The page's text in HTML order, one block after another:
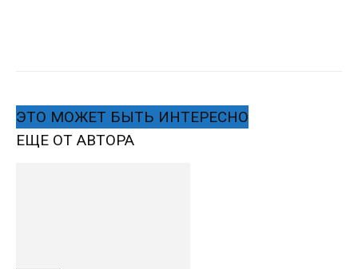
ЭТО МОЖЕТ БЫТЬ ИНТЕРЕСНО
ЕЩЕ ОТ АВТОРА